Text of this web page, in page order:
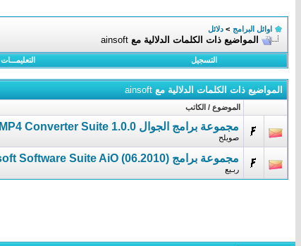
اوائل البرامج > دلائل
المواضيع ذات الكلمات الدلالية مع ainsoft
التسجيل التعليمـــات
المواضيع ذات الكلمات الدلالية مع ainsoft
الموضوع / الكاتب
مجموعة برامج الجوال Ainsoft Blackberry/FLV/iPhone/iPod/MP4 Converter Suite 1.0.0
صويلح
مجموعة برامج Ainsoft Software Suite AiO (06.2010)
ربـيع